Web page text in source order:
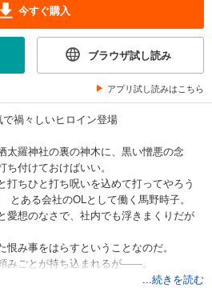
今すぐ購入
ブラウザ試し読み
アプリ試し読みはこちら
禍々しいヒロイン登場
太羅神社の裏の神木に、黒い憎悪の念
付けておけばいい。
打ちひと打ち呪いを込めて打ってやろう
ある会社のOLとして働く馬野時子。
愛想のなさで、社内でも浮きまくりだが
み事をはらすということなのだ。
みごとが持ち込まれるが――。
...続きを読む